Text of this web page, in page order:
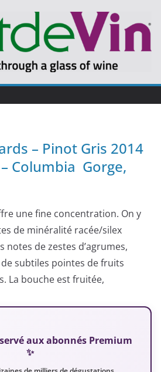
– Pinot Gris 2014
Columbia Gorge,
une fine concentration. On y
de minéralité racée/silex
notes de zestes d’agrumes,
de subtiles pointes de fruits
La bouche est fruitée,
aux abonnés Premium
✨